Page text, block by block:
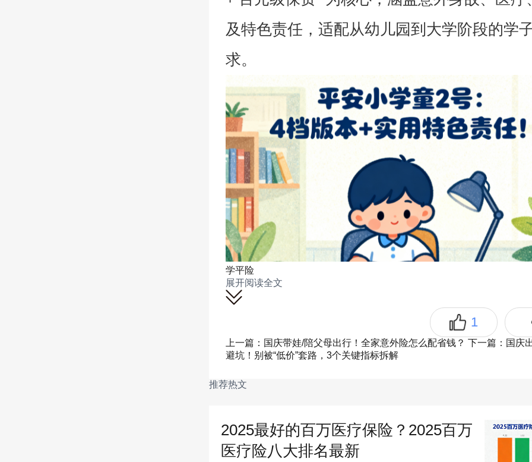
及特色责任，适配从幼儿园到大学阶段的学
求。
一、平安小学童 2 号学平险怎么样？产品介
年龄：被保险 人 3-25 周岁，覆盖全教育阶段
期间 / 缴费：保障 1 年（消费型），保费
元 / 年（3-6 岁基础版 120 元，7-25 岁基础
元）；​
学平险
展开阅读全文
1
上一篇：国庆带娃/陪父母出行！全家意外险怎么配省钱？ 下一篇：国庆
避坑！别被“低价”套路，3个关键指标拆解
推荐热文
2025最好的百万医疗保险？2025百万
医疗险八大排名最新